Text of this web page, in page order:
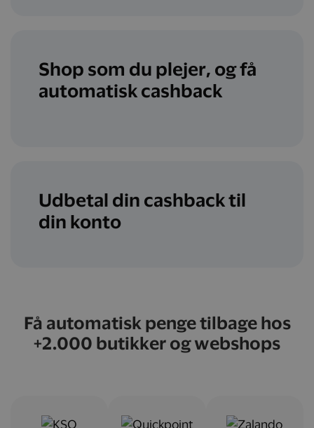
Shop som du plejer, og få
automatisk cashback
Udbetal din cashback til
din konto
Få automatisk penge tilbage hos
+2.000 butikker og webshops